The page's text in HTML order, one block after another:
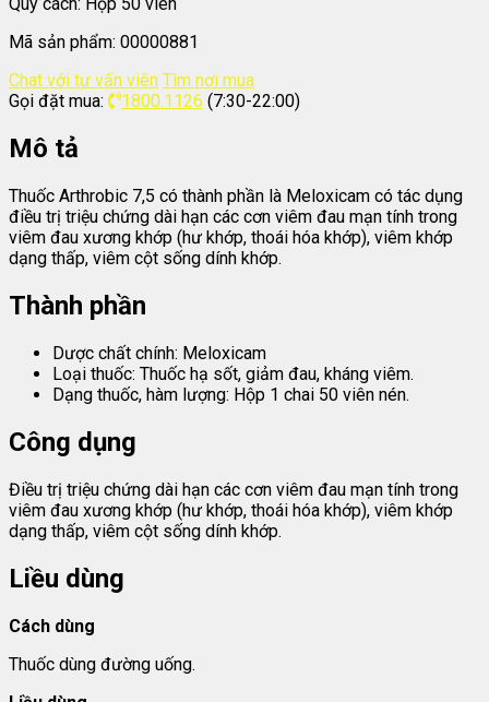
Quy cách: Hộp 50 viên
Mã sản phẩm: 00000881
Chat với tư vấn viên Tìm nơi mua
Gọi đặt mua:
1800.1126 (7:30-22:00)
Mô tả
Thuốc Arthrobic 7,5 có thành phần là Meloxicam có tác dụng
điều trị triệu chứng dài hạn các cơn viêm đau mạn tính trong
viêm đau xương khớp (hư khớp, thoái hóa khớp), viêm khớp
dạng thấp, viêm cột sống dính khớp.
Thành phần
Dược chất chính: Meloxicam
Loại thuốc: Thuốc hạ sốt, giảm đau, kháng viêm.
Dạng thuốc, hàm lượng: Hộp 1 chai 50 viên nén.
Công dụng
Điều trị triệu chứng dài hạn các cơn viêm đau mạn tính trong
viêm đau xương khớp (hư khớp, thoái hóa khớp), viêm khớp
dạng thấp, viêm cột sống dính khớp.
Liều dùng
Cách dùng
Thuốc dùng đường uống.